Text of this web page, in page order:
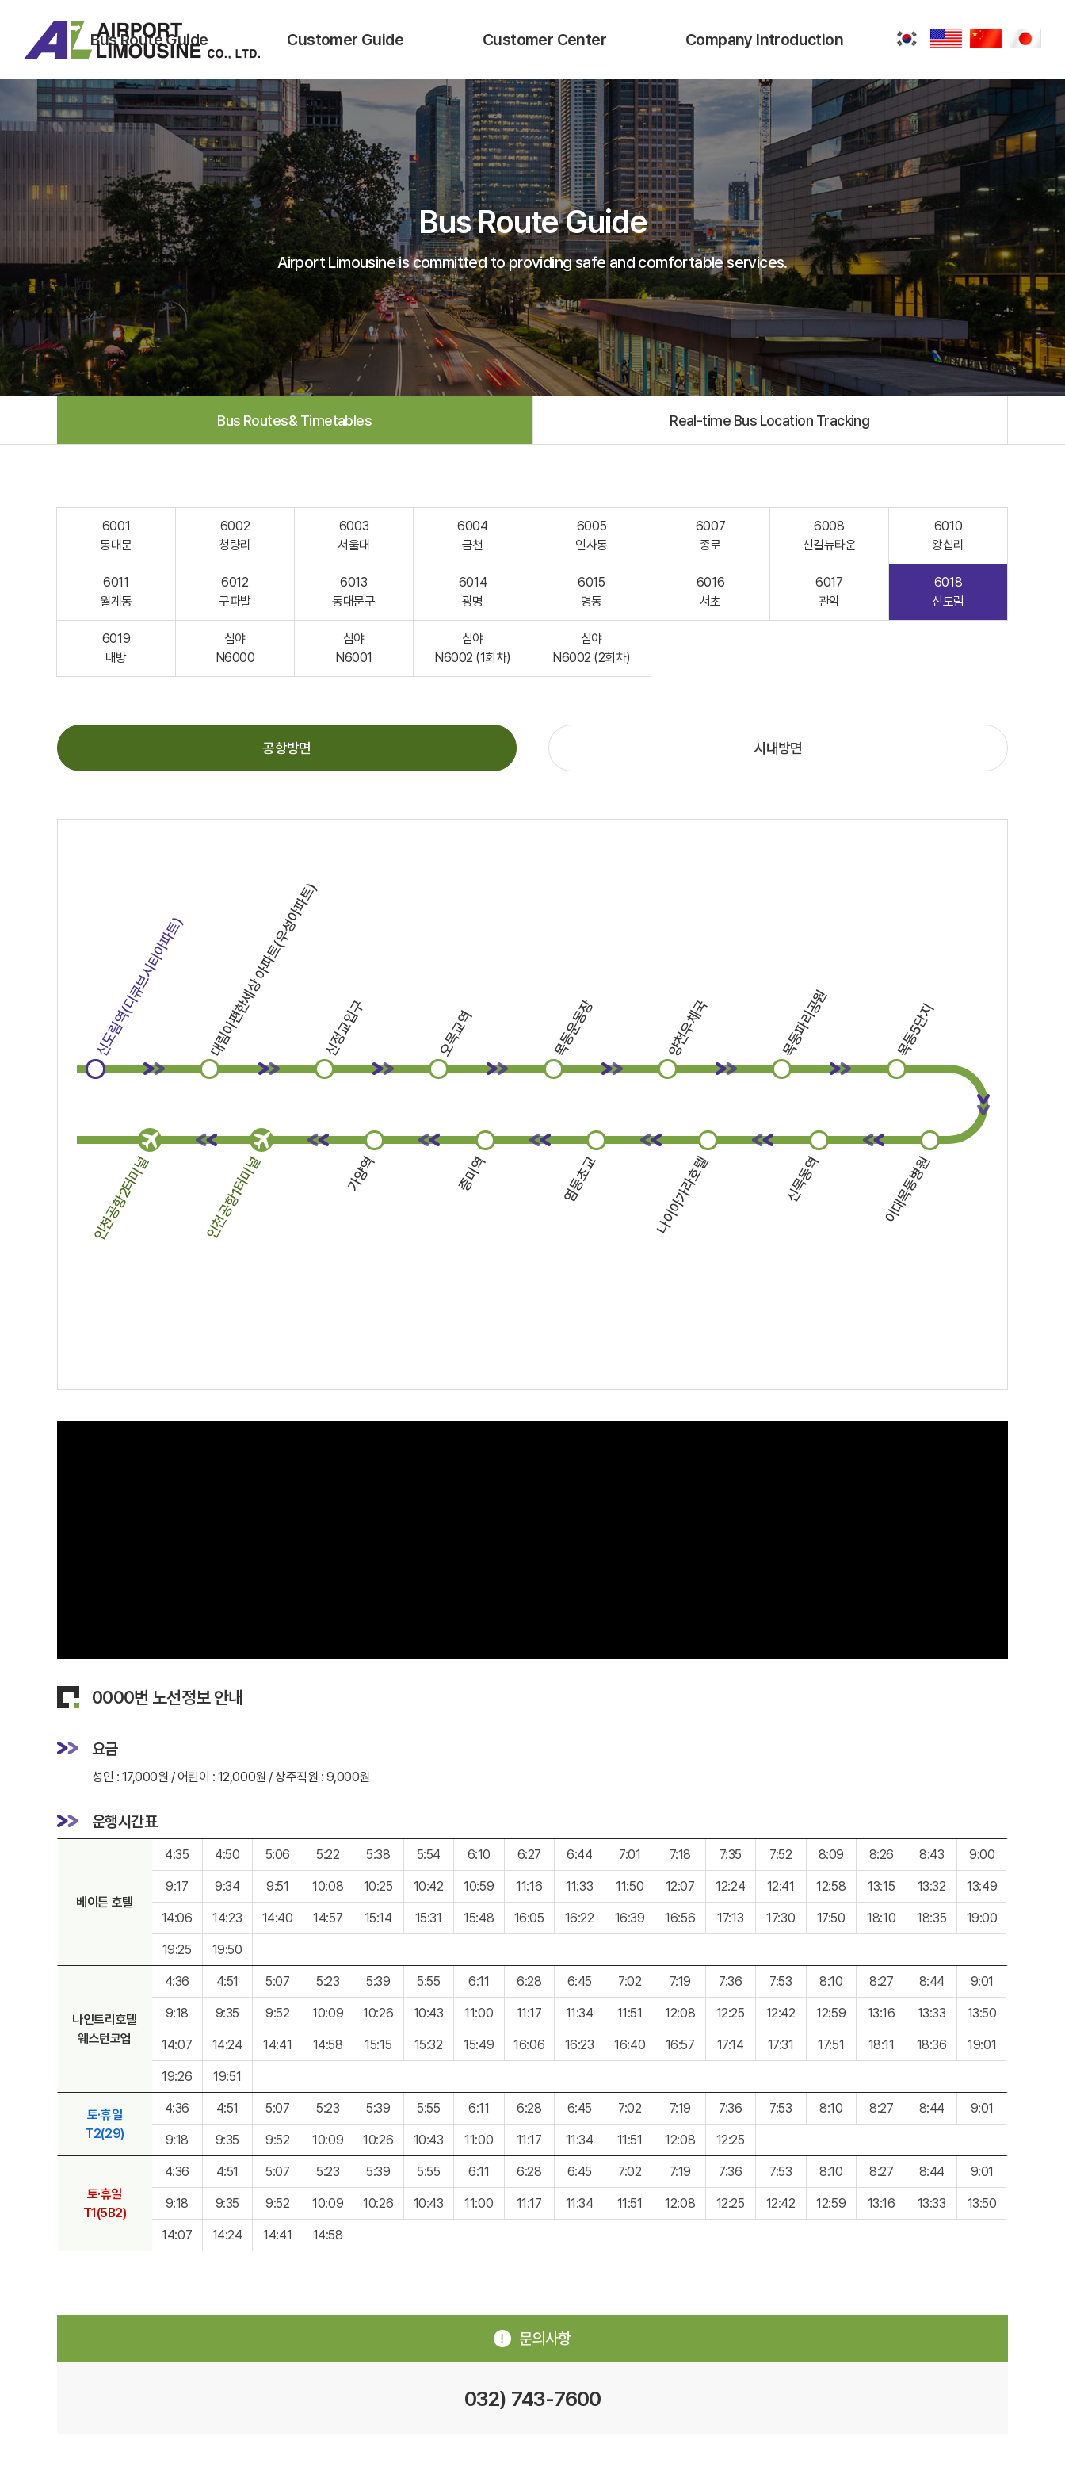
Bus Route Guide
Bus Routes& Timetables
Real-time Bus Location Tracking
Customer Guide
Fares
Bus Boarding Locations&
Ticketing Offices
Terms & Conditions of
Transportation Services
Customer Center
Notices
FAQ
Inquiries
Lost &Found
Company Introduction
Company Introduction
Greetings from the CEO
Directions
Recruitment Information
Bus Route Guide
Airport Limousine is committed to providing safe and comfortable services.
Bus Routes& Timetables Real-time Bus Location Tracking
6001
동대문
6002
청량리
6003
서울대
6004
금천
6005
인사동
6007
종로
6008
신길뉴타운
6010
왕십리
6011
월계동
6012
구파발
6013
동대문구
6014
광명
6015
명동
6016
서초
6017
관악
6018
신도림
6019
내방
심야
N6000
심야
N6001
심야
N6002 (1회차)
심야
N6002 (2회차)
공항방면 시내방면
신도림역(디큐브시티아파트) 대림이편한세상 아파트(우성아파트) 신정교입구 오목교역 목동운동장 양천우체국 목동파리공원 목동5단지
이대목동병원
신목동역
나이아가라호텔
염동초교
증미역
가양역
인천공항1터미널
인천공항2터미널
0000번 노선정보 안내
요금
성인 : 17,000원 / 어린이 : 12,000원 / 상주직원 : 9,000원
운행시간표
베이튼 호텔
4:35 4:50 5:06 5:22 5:38 5:54 6:10 6:27 6:44 7:01 7:18 7:35 7:52 8:09 8:26 8:43 9:00
9:17 9:34 9:51 10:08 10:25 10:42 10:59 11:16 11:33 11:50 12:07 12:24 12:41 12:58 13:15 13:32 13:49
14:06 14:23 14:40 14:57 15:14 15:31 15:48 16:05 16:22 16:39 16:56 17:13 17:30 17:50 18:10 18:35 19:00
19:25 19:50
나인트리호텔
웨스턴코업
4:36 4:51 5:07 5:23 5:39 5:55 6:11 6:28 6:45 7:02 7:19 7:36 7:53 8:10 8:27 8:44 9:01
9:18 9:35 9:52 10:09 10:26 10:43 11:00 11:17 11:34 11:51 12:08 12:25 12:42 12:59 13:16 13:33 13:50
14:07 14:24 14:41 14:58 15:15 15:32 15:49 16:06 16:23 16:40 16:57 17:14 17:31 17:51 18:11 18:36 19:01
19:26 19:51
토·휴일
T2(29)
4:36 4:51 5:07 5:23 5:39 5:55 6:11 6:28 6:45 7:02 7:19 7:36 7:53 8:10 8:27 8:44 9:01
9:18 9:35 9:52 10:09 10:26 10:43 11:00 11:17 11:34 11:51 12:08 12:25
토·휴일
T1(5B2)
4:36 4:51 5:07 5:23 5:39 5:55 6:11 6:28 6:45 7:02 7:19 7:36 7:53 8:10 8:27 8:44 9:01
9:18 9:35 9:52 10:09 10:26 10:43 11:00 11:17 11:34 11:51 12:08 12:25 12:42 12:59 13:16 13:33 13:50
14:07 14:24 14:41 14:58
문의사항
032) 743-7600